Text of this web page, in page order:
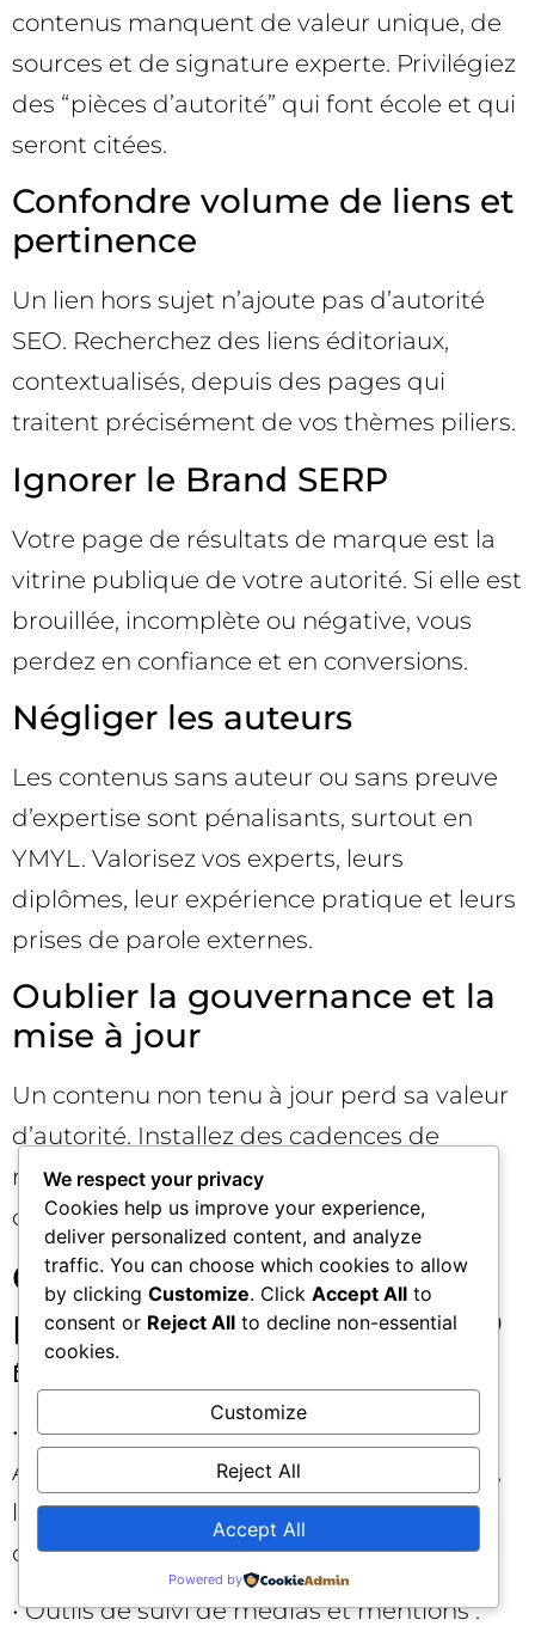
contenus manquent de valeur unique, de
sources et de signature experte. Privilégiez
des “pièces d’autorité” qui font école et qui
seront citées.
Confondre volume de liens et
pertinence
Un lien hors sujet n’ajoute pas d’autorité
SEO. Recherchez des liens éditoriaux,
contextualisés, depuis des pages qui
traitent précisément de vos thèmes piliers.
Ignorer le Brand SERP
Votre page de résultats de marque est la
vitrine publique de votre autorité. Si elle est
brouillée, incomplète ou négative, vous
perdez en confiance et en conversions.
Négliger les auteurs
Les contenus sans auteur ou sans preuve
d’expertise sont pénalisants, surtout en
YMYL. Valorisez vos experts, leurs
diplômes, leur expérience pratique et leurs
prises de parole externes.
Oublier la gouvernance et la
mise à jour
Un contenu non tenu à jour perd sa valeur
d’autorité. Installez des cadences de
rafraîchissement et une politique de
corrections transparente.
Outils et méthodes pour
piloter votre autorité SEO
🧰
• Google Search Console et Google
Analytics : suivez les requêtes de marque,
le CTR et la contribution des contenus
d’autorité aux conversions.
• Outils de suivi de médias et mentions :
We respect your privacy
Cookies help us improve your experience,
deliver personalized content, and analyze
traffic. You can choose which cookies to allow
by clicking Customize. Click Accept All to
consent or Reject All to decline non-essential
cookies.
Customize
Reject All
Accept All
Powered by